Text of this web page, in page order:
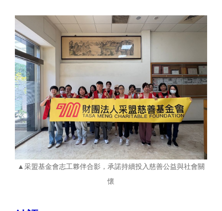
▲采盟基金會志工夥伴合影，承諾持續投入慈善公益與社會關
懷